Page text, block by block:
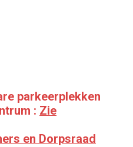
parkeerplekken
: Zie
en Dorpsraad